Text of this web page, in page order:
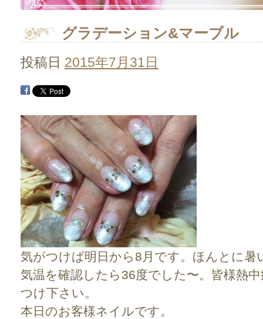
グラデーション&マーブル
投稿日 2015年7月31日
気がつけば明日から8月です。ほんとに暑
気温を確認したら36度でした〜。皆様熱
つけ下さい。
本日のお客様ネイルです。